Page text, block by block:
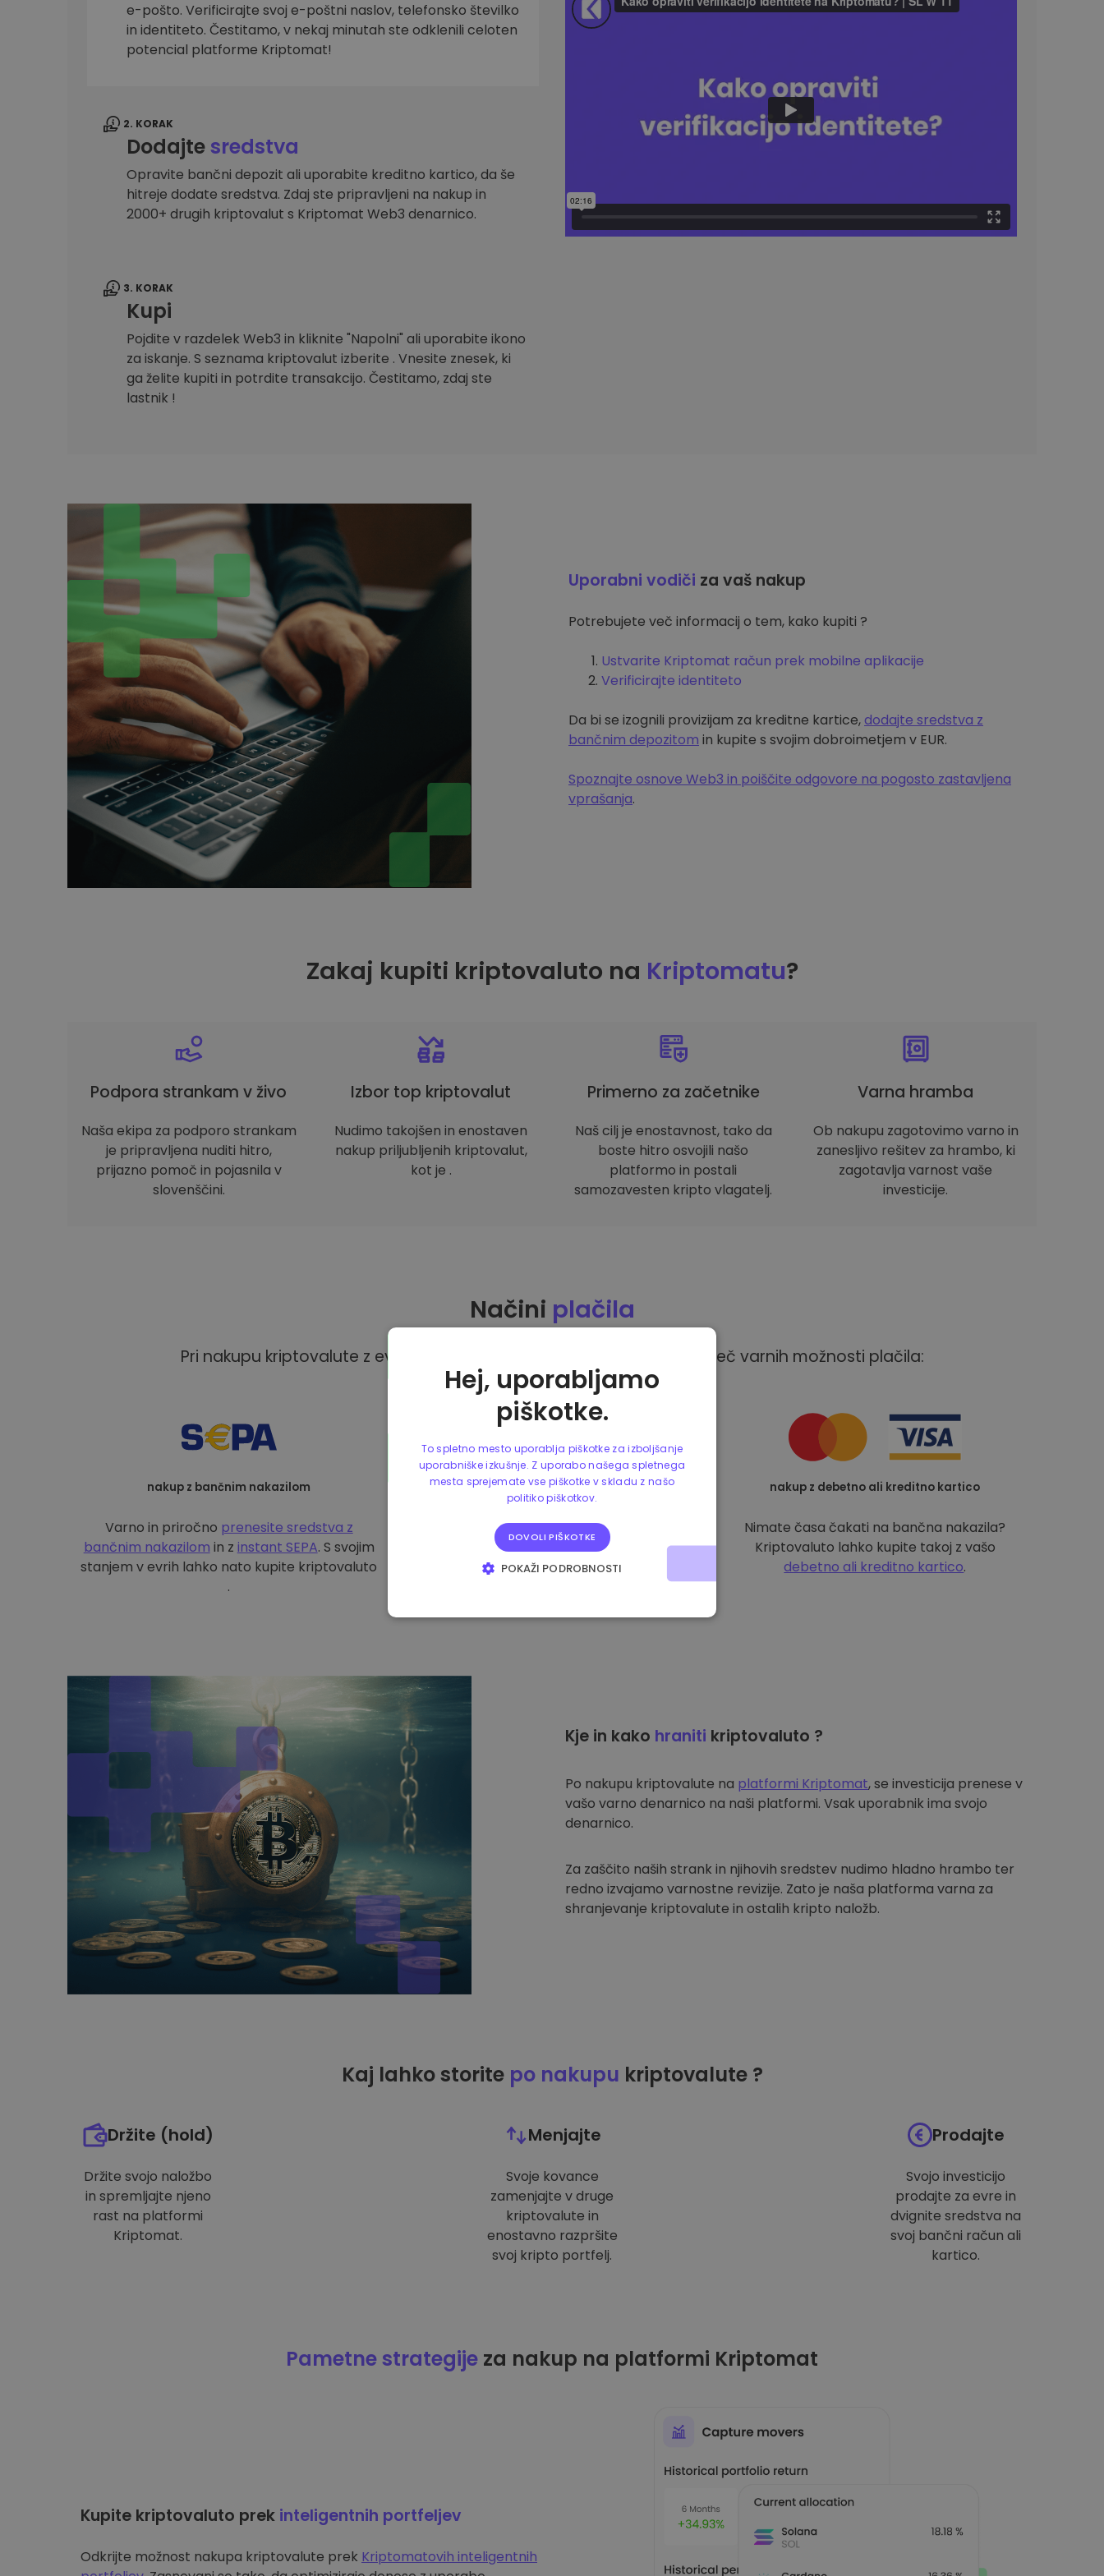
Raziskovalec naložb
Najdi svojo kripto strategijo
e-pošto. Verificirajte svoj e-poštni naslov, telefonsko številko
in identiteto. Čestitamo, v nekaj minutah ste odklenili celoten
potencial platforme Kriptomat!
2. KORAK
Dodajtesredstva
Opravite bančni depozit ali uporabite kreditno kartico, da še
hitreje dodate sredstva. Zdaj ste pripravljeni na nakup in
2000+ drugih kriptovalut s Kriptomat Web3 denarnico.
3. KORAK
Kupi
Pojdite v razdelek Web3 in kliknite "Napolni" ali uporabite ikono
za iskanje. S seznama kriptovalut izberite . Vnesite znesek, ki
ga želite kupiti in potrdite transakcijo. Čestitamo, zdaj ste
lastnik !
Uporabni vodiči za vaš nakup
Potrebujete več informacij o tem, kako kupiti ?
Ustvarite Kriptomat račun prek mobilne aplikacije
Verificirajte identiteto
Da bi se izognili provizijam za kreditne kartice,dodajte sredstva z
bančnim depozitom in kupite s svojim dobroimetjem v EUR.
Spoznajte osnove Web3 in poiščite odgovore na pogosto zastavljena
vprašanja.
Zakaj kupiti kriptovaluto na Kriptomatu?
Podpora strankam v živo
Naša ekipa za podporo strankam
je pripravljena nuditi hitro,
prijazno pomoč in pojasnila v
slovenščini.
Izbor top kriptovalut
Nudimo takojšen in enostaven
nakup priljubljenih kriptovalut,
kot je .
Primerno za začetnike
Naš cilj je enostavnost, tako da
boste hitro osvojili našo
platformo in postali
samozavesten kripto vlagatelj.
Varna hramba
Ob nakupu zagotovimo varno in
zanesljivo rešitev za hrambo, ki
zagotavlja varnost vaše
investicije.
Načini plačila
Pri nakupu kriptovalute z evri na platformi Kriptomat imate na voljo več varnih možnosti plačila:
nakup z bančnim nakazilom
Varno in priročno prenesite sredstva z
bančnim nakazilom in z instant SEPA. S svojim
stanjem v evrih lahko nato kupite kriptovaluto
.
nakup z debetno ali kreditno kartico
Nimate časa čakati na bančna nakazila?
Kriptovaluto lahko kupite takoj z vašo
debetno ali kreditno kartico.
Kje in kako hraniti kriptovaluto ?
Po nakupu kriptovalute na platformi Kriptomat, se investicija prenese v
vašo varno denarnico na naši platformi. Vsak uporabnik ima svojo
denarnico.
Za zaščito naših strank in njihovih sredstev nudimo hladno hrambo ter
redno izvajamo varnostne revizije. Zato je naša platforma varna za
shranjevanje kriptovalute in ostalih kripto naložb.
Kaj lahko storite po nakupu kriptovalute ?
Držite (hold)
Držite svojo naložbo
in spremljajte njeno
rast na platformi
Kriptomat.
Menjajte
Svoje kovance
zamenjajte v druge
kriptovalute in
enostavno razpršite
svoj kripto portfelj.
Prodajte
Svojo investicijo
prodajte za evre in
dvignite sredstva na
svoj bančni račun ali
kartico.
Pametne strategije za nakup na platformi Kriptomat
Kupite kriptovaluto prek inteligentnih portfeljev
Odkrijte možnost nakupa kriptovalute prek Kriptomatovih inteligentnih
Hej, uporabljamo
piškotke.
To spletno mesto uporablja piškotke za izboljšanje
uporabniške izkušnje. Z uporabo našega spletnega
mesta sprejemate vse piškotke v skladu z našo
politiko piškotkov.
DOVOLI PIŠKOTKE
POKAŽI PODROBNOSTI